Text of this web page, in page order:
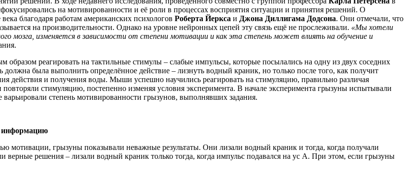
на мотивированности и её роли в процессах восприятия ситуации и принятия решений. О
благодаря работам американских психологов Роберта Йеркса и Джона Диллигама Додсона. Они отмечали, что
на производительности. Однако на уровне нейронных цепей эту связь ещё не прослеживали. «Мы хотели
мозга, изменяется в зависимости от степени мотивации и как эта степень может влиять на обучение и
реагировать на тактильные стимулы – слабые импульсы, которые посылались на одну из двух соседних
была выполнить определённое действие – лизнуть водный краник, но только после того, как получит
действия и получения воды. Мыши успешно научились реагировать на стимуляцию, правильно различая
стимуляцию, постепенно изменяя условия эксперимента. В начале эксперимента грызуны испытывали
степень мотивированности грызунов, выполнявших задания.
информацию
мотивации, грызуны показывали неважные результаты. Они лизали водный краник и тогда, когда получали
решения – лизали водный краник только тогда, когда импульс подавался на ус А. При этом, если грызуны